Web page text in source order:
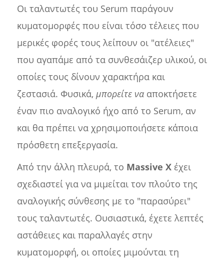
Οι ταλαντωτές του Serum παράγουν
κυματομορφές που είναι τόσο τέλειες που
μερικές φορές τους λείπουν οι "ατέλειες"
που αγαπάμε από τα συνθεσάιζερ υλικού, οι
οποίες τους δίνουν χαρακτήρα και
ζεστασιά. Φυσικά, μπορείτε νααποκτήσετε
έναν πιο αναλογικό ήχο από το Serum, αν
και θα πρέπει να χρησιμοποιήσετε κάποια
πρόσθετη επεξεργασία.
Από την άλλη πλευρά, το Massive Xέχει
σχεδιαστεί για να μιμείται τον πλούτο της
αναλογικής σύνθεσης με το "παρασύρει"
τους ταλαντωτές. Ουσιαστικά, έχετε λεπτές
αστάθειες και παραλλαγές στην
κυματομορφή, οι οποίες μιμούνται τη